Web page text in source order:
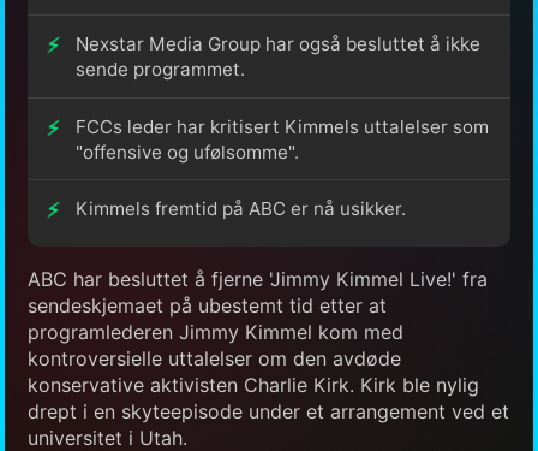
Nexstar Media Group har også besluttet å ikke
sende programmet.
FCCs leder har kritisert Kimmels uttalelser som
"offensive og ufølsomme".
Kimmels fremtid på ABC er nå usikker.
ABC har besluttet å fjerne 'Jimmy Kimmel Live!' fra
sendeskjemaet på ubestemt tid etter at
programlederen Jimmy Kimmel kom med
kontroversielle uttalelser om den avdøde
konservative aktivisten Charlie Kirk. Kirk ble nylig
drept i en skyteepisode under et arrangement ved et
universitet i Utah.